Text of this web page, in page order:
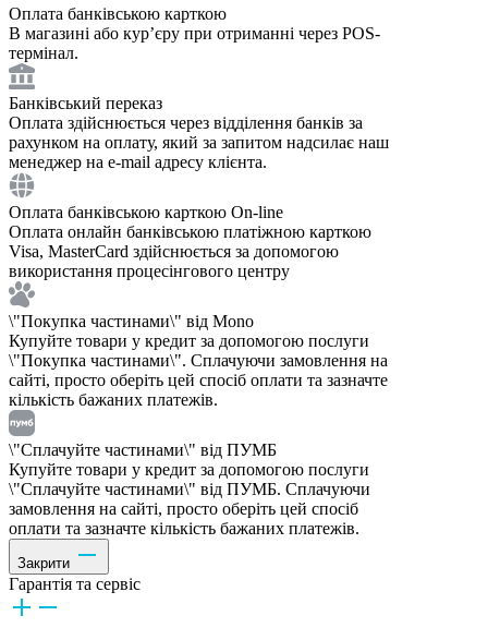
Оплата банківською карткою
В магазині або курʼєру при отриманні через POS-
термінал.
Банківський переказ
Оплата здійснюється через відділення банків за
рахунком на оплату, який за запитом надсилає наш
менеджер на e-mail адресу клієнта.
Оплата банківською карткою On-line
Оплата онлайн банківською платіжною карткою
Visa, MasterCard здійснюється за допомогою
використання процесінгового центру
\"Покупка частинами\" від Mono
Купуйте товари у кредит за допомогою послуги
\"Покупка частинами\". Сплачуючи замовлення на
сайті, просто оберіть цей спосіб оплати та зазначте
кількість бажаних платежів.
\"Сплачуйте частинами\" від ПУМБ
Купуйте товари у кредит за допомогою послуги
\"Сплачуйте частинами\" від ПУМБ. Сплачуючи
замовлення на сайті, просто оберіть цей спосіб
оплати та зазначте кількість бажаних платежів.
Закрити
Гарантія та сервіс